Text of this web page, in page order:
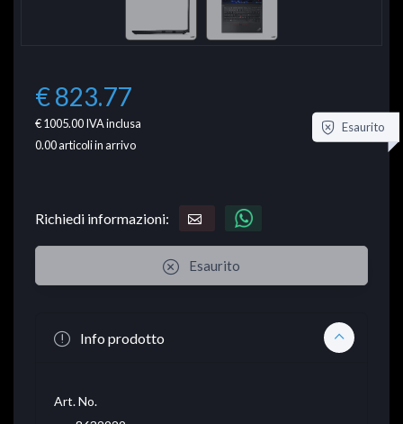
€ 823.77
€ 1005.00IVA inclusa
0.00articoli in arrivo
Esaurito
Richiedi informazioni:
Esaurito
Info prodotto
Art. No.